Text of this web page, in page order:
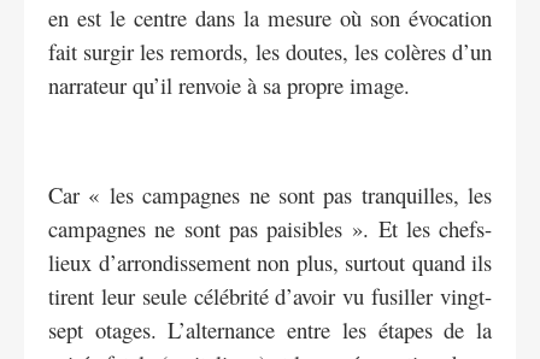
en est le centre dans la mesure où son évocation
fait surgir les remords, les doutes, les colères d’un
narrateur qu’il renvoie à sa propre image.
Car « les campagnes ne sont pas tranquilles, les
campagnes ne sont pas paisibles ». Et les chefs-
lieux d’arrondissement non plus, surtout quand ils
tirent leur seule célébrité d’avoir vu fusiller vingt-
sept otages. L’alternance entre les étapes de la